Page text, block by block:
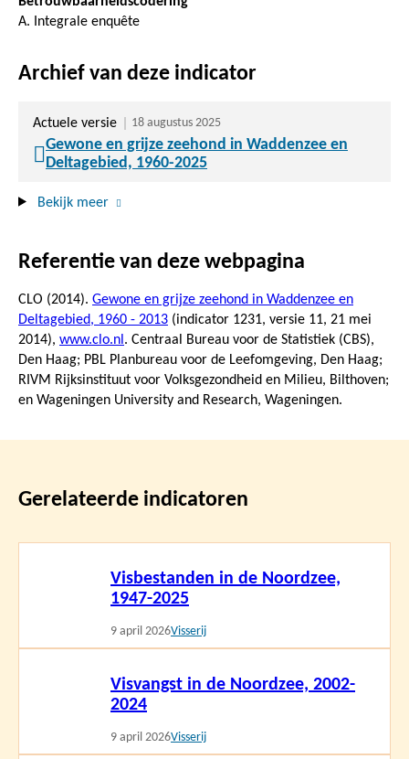
A. Integrale enquête
Archief van deze indicator
Actuele versie 18 augustus 2025
Gewone en grijze zeehond in Waddenzee en
Deltagebied, 1960-2025
Bekijk meer
Referentie van deze webpagina
CLO (2014). Gewone en grijze zeehond in Waddenzee en
Deltagebied, 1960 - 2013 (indicator 1231, versie 11, 21 mei
2014), www.clo.nl . Centraal Bureau voor de Statistiek (CBS),
Den Haag; PBL Planbureau voor de Leefomgeving, Den Haag;
RIVM Rijksinstituut voor Volksgezondheid en Milieu, Bilthoven;
en Wageningen University and Research, Wageningen.
Gerelateerde indicatoren
Visbestanden in de Noordzee,
1947-2025
9 april 2026Visserij
Visvangst in de Noordzee, 2002-
2024
9 april 2026Visserij